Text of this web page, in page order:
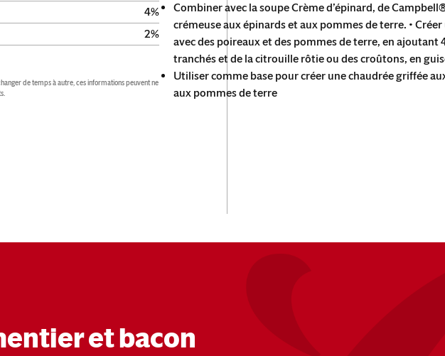
4%
2%
de temps à autre, ces informations peuvent ne
Combiner avec la soupe Crème d’épinard, de
crémeuse aux épinards et aux pommes de terre. •
avec des poireaux et des pommes de terre, en ajoutant
tranchés et de la citrouille rôtie ou des croûtons, en
Utiliser comme base pour créer une chaudrée griffée
aux pommes de terre
et bacon